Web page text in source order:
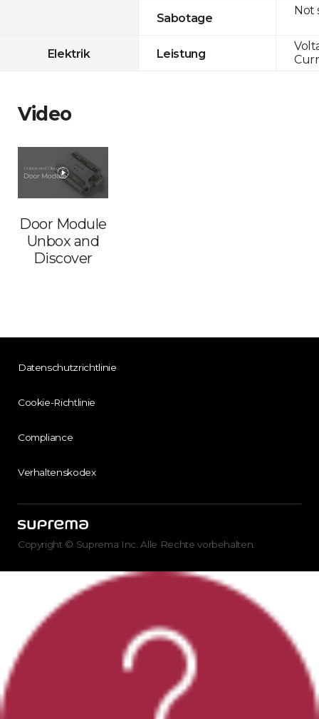
Sabotage
Elektrik Leistung
Not
Video
Door Module
Unbox and
Discover
Datenschutzrichtlinie
Cookie-Richtlinie
Compliance
Verhaltenskodex
Copyright © Suprema Inc. Alle Rechte vorbehalten.